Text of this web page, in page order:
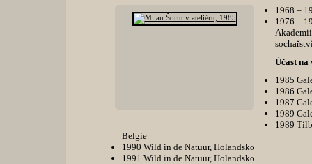
1968 –
1976 –
Účast na
1985
1986
1987
1989
1989
Belgie
1990 Wild in de Natuur, Holandsko
1991 Wild in de Natuur, Holandsko